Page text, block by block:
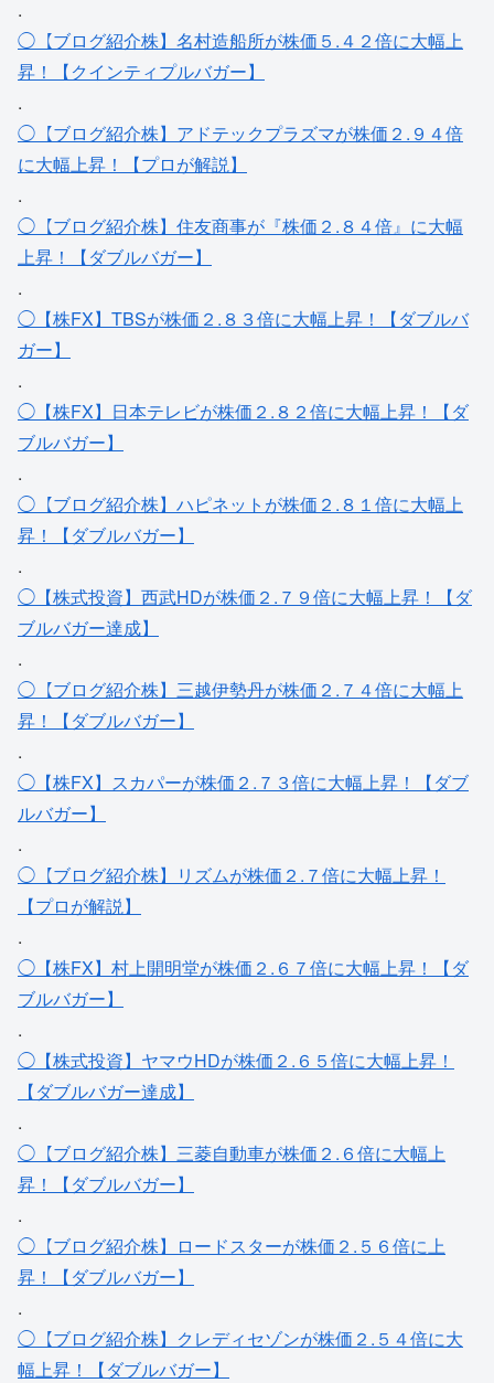
.
◯【ブログ紹介株】名村造船所が株価５.４２倍に大幅上
昇！【クインティプルバガー】
.
◯【ブログ紹介株】アドテックプラズマが株価２.９４倍
に大幅上昇！【プロが解説】
.
◯【ブログ紹介株】住友商事が『株価２.８４倍』に大幅
上昇！【ダブルバガー】
.
◯【株FX】TBSが株価２.８３倍に大幅上昇！【ダブルバ
ガー】
.
◯【株FX】日本テレビが株価２.８２倍に大幅上昇！【ダ
ブルバガー】
.
◯【ブログ紹介株】ハピネットが株価２.８１倍に大幅上
昇！【ダブルバガー】
.
◯【株式投資】西武HDが株価２.７９倍に大幅上昇！【ダ
ブルバガー達成】
.
◯【ブログ紹介株】三越伊勢丹が株価２.７４倍に大幅上
昇！【ダブルバガー】
.
◯【株FX】スカパーが株価２.７３倍に大幅上昇！【ダブ
ルバガー】
.
◯【ブログ紹介株】リズムが株価２.７倍に大幅上昇！
【プロが解説】
.
◯【株FX】村上開明堂が株価２.６７倍に大幅上昇！【ダ
ブルバガー】
.
◯【株式投資】ヤマウHDが株価２.６５倍に大幅上昇！
【ダブルバガー達成】
.
◯【ブログ紹介株】三菱自動車が株価２.６倍に大幅上
昇！【ダブルバガー】
.
◯【ブログ紹介株】ロードスターが株価２.５６倍に上
昇！【ダブルバガー】
.
◯【ブログ紹介株】クレディセゾンが株価２.５４倍に大
幅上昇！【ダブルバガー】